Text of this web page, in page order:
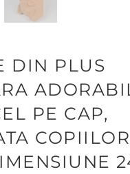
DIN PLUS
PE CAP,